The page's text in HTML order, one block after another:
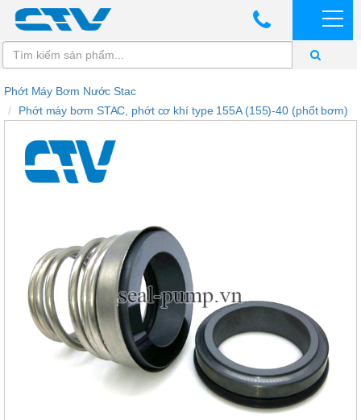
Phớt Máy Bơm Nước Stac
Phớt máy bơm STAC, phớt cơ khí type 155A (155)-40 (phốt bơm)